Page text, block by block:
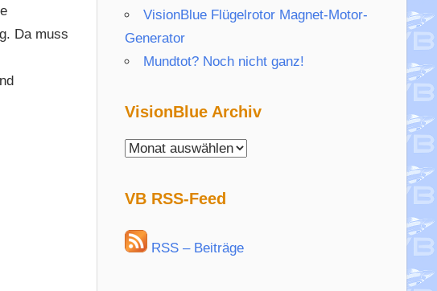
Da muss
VisionBlue Flügelrotor Magnet-Motor-
Generator
Mundtot? Noch nicht ganz!
VisionBlue Archiv
VisionBlue
VB RSS-Feed
RSS – Beiträge